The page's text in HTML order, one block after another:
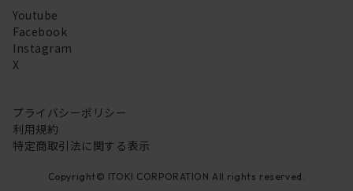
Youtube
Facebook
Instagram
X
プライバシーポリシー
利用規約
特定商取引法に関する表示
Copyright© ITOKI CORPORATION All rights reserved.